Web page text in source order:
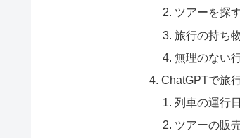
ツアーを探
旅行の持ち
無理のない
ChatGPTで旅
列車の運行
ツアーの販